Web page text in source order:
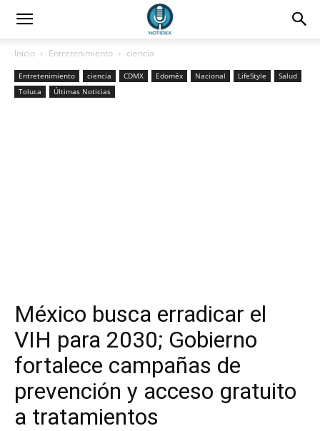
Inicio Entretenimiento ciencia
Entretenimiento ciencia CDMX Edoméx Nacional LifeStyle
Salud
Toluca
Últimas Noticias
México busca erradicar el
VIH para 2030; Gobierno
fortalece campañas de
prevención y acceso gratuito
a tratamientos